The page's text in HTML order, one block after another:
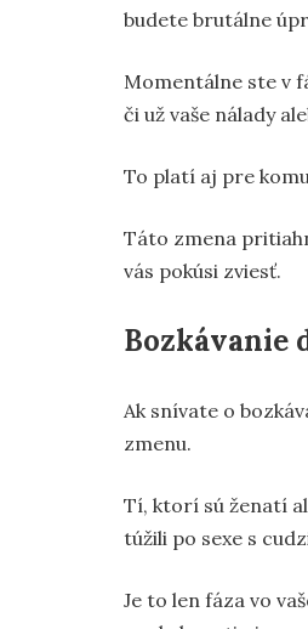
budete brutálne
Momentálne ste v
či už vaše nálady
To platí aj pre
Táto zmena
vás pokúsi zviesť.
Bozkávanie
Ak snívate o
zmenu.
Tí, ktorí sú ženatí
túžili po sexe s
Je to len fáza vo